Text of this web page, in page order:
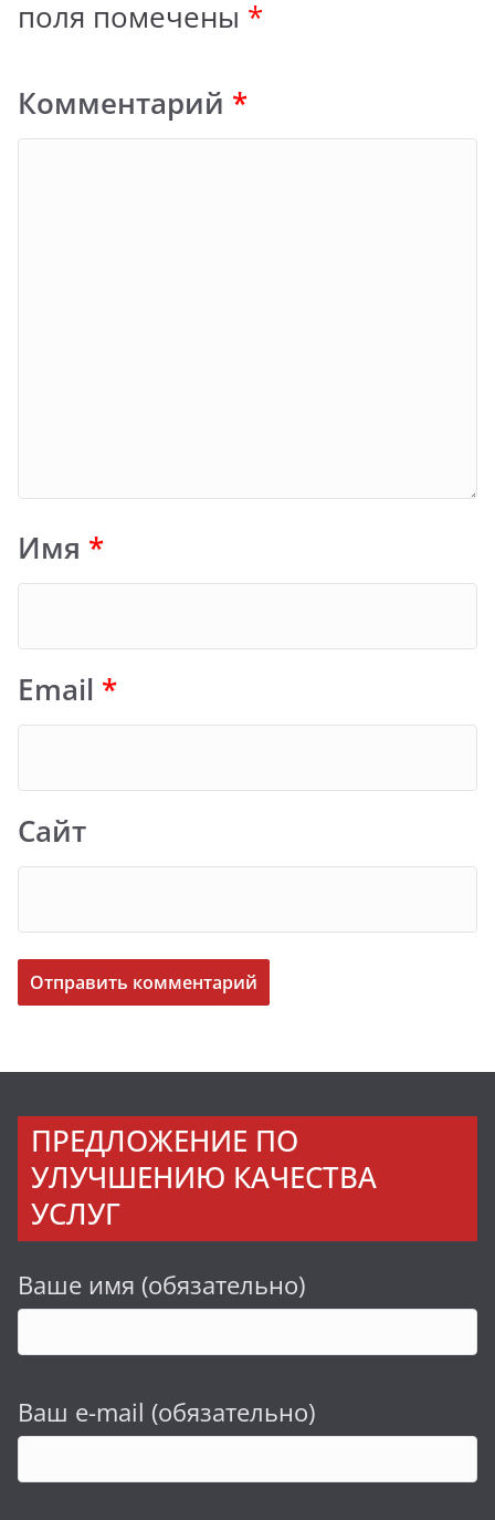
поля помечены *
Комментарий *
Имя *
Email *
Сайт
ПРЕДЛОЖЕНИЕ ПО
УЛУЧШЕНИЮ КАЧЕСТВА
УСЛУГ
Ваше имя (обязательно)
Ваш e-mail (обязательно)